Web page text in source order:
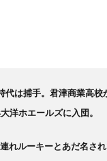
は捕手。君津商業高校
洋ホエールズに入団。
れルーキーとあだ名さ